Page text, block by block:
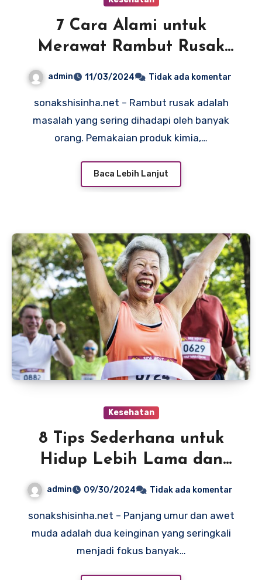
7 Cara Alami untuk
Merawat Rambut Rusak
admin 11/03/2024 Tidak ada komentar
sonakshisinha.net – Rambut rusak adalah
masalah yang sering dihadapi oleh banyak
orang. Pemakaian produk kimia,…
Baca Lebih Lanjut
Kesehatan
8 Tips Sederhana untuk
Hidup Lebih Lama dan
Awet Muda, Praktis dan
admin 09/30/2024 Tidak ada komentar
sonakshisinha.net – Panjang umur dan awet
muda adalah dua keinginan yang seringkali
menjadi fokus banyak…